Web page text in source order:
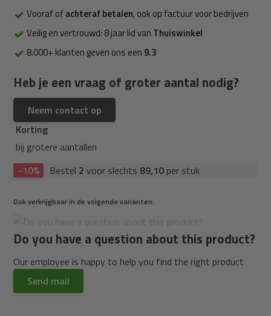
Vooraf ofachteraf betalen, ook op factuur voor bedrijven
Veilig en vertrouwd: 8 jaar lid van Thuiswinkel
8.000+ klanten geven ons een 9.3
Heb je een vraag of groter aantal nodig?
Neem contact op
Korting
bij grotere aantallen
-10%
Bestel 2 voor slechts 89,10 per stuk
Ook verkrijgbaar in de volgende varianten:
Do you have a question about this product?
Our employee is happy to help you find the right product
Send mail